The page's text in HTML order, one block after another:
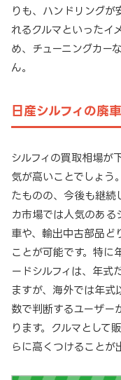
りも、ハンドリングが
れるクルマといったイ
め、チューニングカー
ん。
日産シルフィの廃
シルフィの買取相場が
気が高いことでしょう
たものの、今後も継続
カ市場では人気のある
車や、輸出中古部品ど
ことが可能です。特に
ードシルフィは、年式
ますが、海外では年式
数で判断するユーザー
ります。クルマとして
らに高くつけることが